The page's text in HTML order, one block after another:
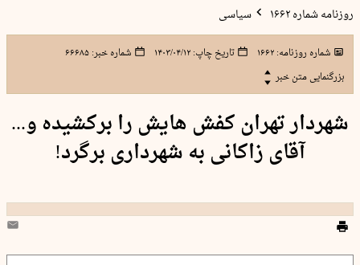
روزنامه شماره ۱۶۶۲ سیاسی
شماره روزنامه:۱۶۶۲ تاریخ چاپ:۱۴۰۳/۰۴/۱۲ شماره خبر:۶۶۶۸۵
بزرگنمایی متن خبر
شهردار تهران کفش هایش را برکشیده و...
آقای زاکانی به شهرداری برگرد!